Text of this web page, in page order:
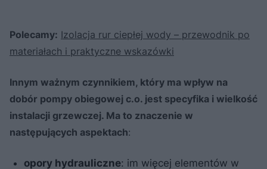
Polecamy: Izolacja rur ciepłej wody – przewodnik po
materiałach i praktyczne wskazówki
Innym ważnym czynnikiem, który ma wpływ na
dobór pompy obiegowej c.o. jest specyfika i wielkość
instalacji grzewczej. Ma to znaczenie w
następujących aspektach:
opory hydrauliczne: im więcej elementów w